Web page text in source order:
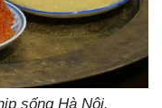
sống Hà Nội.